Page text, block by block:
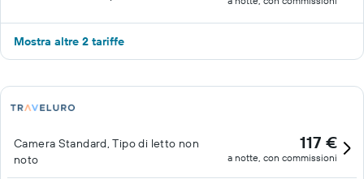
Mostra altre 2 tariffe
Camera Standard, Tipo di letto non
noto
117 €
a notte, con commissioni